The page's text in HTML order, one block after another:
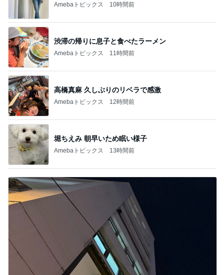
Amebaトピックス 10時間前
渋滞の帰りに息子と食べたラーメン
Amebaトピックス 11時間前
高橋真麻 久しぶりのリベラで感激
Amebaトピックス 12時間前
堀ちえみ 朝早いため眠い様子
Amebaトピックス 13時間前